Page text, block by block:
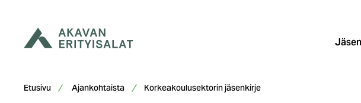
Etusivu Ajankohtaista Korkeakoulusektorin jäsenkirje